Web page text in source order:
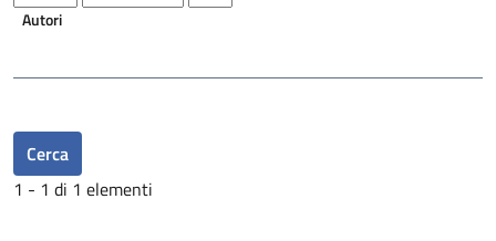
Autori
Cerca
1 - 1 di 1 elementi